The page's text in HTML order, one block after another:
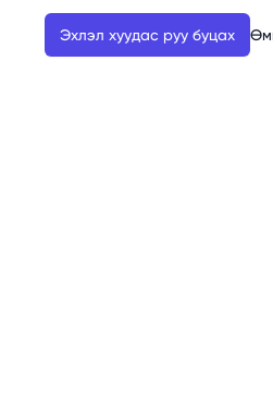
Эхлэл хуудас руу буцах